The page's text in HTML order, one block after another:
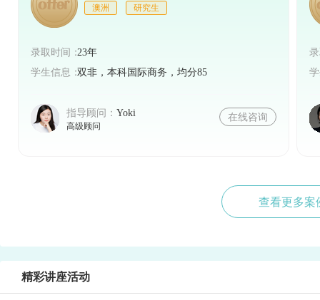
澳洲 研究生
录取时间：23年
学生信息：双非，本科国际商务，均分85
指导顾问： Yoki
高级顾问
在线咨询
查看更多案
精彩讲座活动